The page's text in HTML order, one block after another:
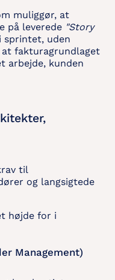
muliggør, at
på leverede "Story
uden
at fakturagrundlaget
arbejde, kunden
til
og langsigtede
højde for i
Management)